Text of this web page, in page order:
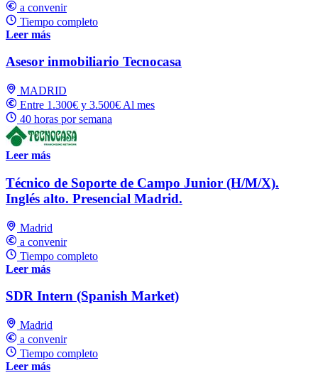
a convenir
Tiempo completo
Leer más
Asesor inmobiliario Tecnocasa
MADRID
Entre 1.300€ y 3.500€ Al mes
40 horas por semana
Leer más
Técnico de Soporte de Campo Junior (H/M/X).
Inglés alto. Presencial Madrid.
Madrid
a convenir
Tiempo completo
Leer más
SDR Intern (Spanish Market)
Madrid
a convenir
Tiempo completo
Leer más